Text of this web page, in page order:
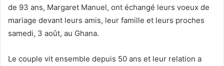
de 93 ans, Margaret Manuel, ont échangé leurs voeux de
mariage devant leurs amis, leur famille et leurs proches
samedi, 3 août, au Ghana.
Le couple vit ensemble depuis 50 ans et leur relation a